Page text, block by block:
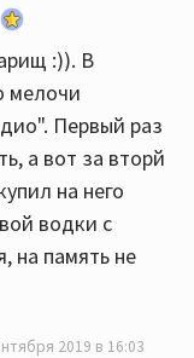
:)). В
мелочи
Первый раз
а вот за вторй
на него
водки с
на память не
2019 в 16:03